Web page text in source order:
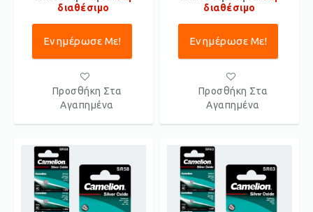
διαθέσιμο
Ενημέρωσε Με!
Προσθήκη Στα
Αγαπημένα
διαθέσιμο
Ενημέρωσε Με!
Προσθήκη Στα
Αγαπημένα